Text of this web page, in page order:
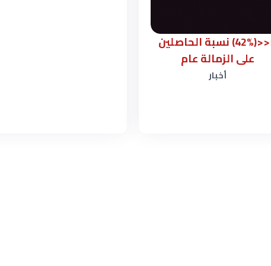
<<<(42%) نسبة الحاصلين
على الزمالة عام
أخبار